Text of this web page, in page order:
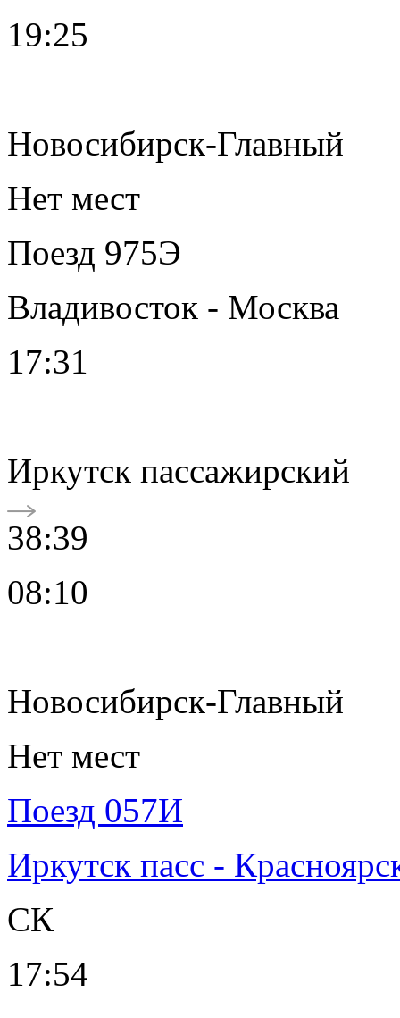
19:25
Новосибирск-Главный
Нет мест
Поезд 975Э
Владивосток - Москва
17:31
Иркутск пассажирский
38:39
08:10
Новосибирск-Главный
Нет мест
Поезд 057И
Иркутск пасс -
СК
17:54